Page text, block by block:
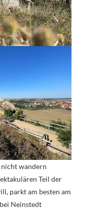
wandern
Teil der
parkt am besten am
Neinstedt